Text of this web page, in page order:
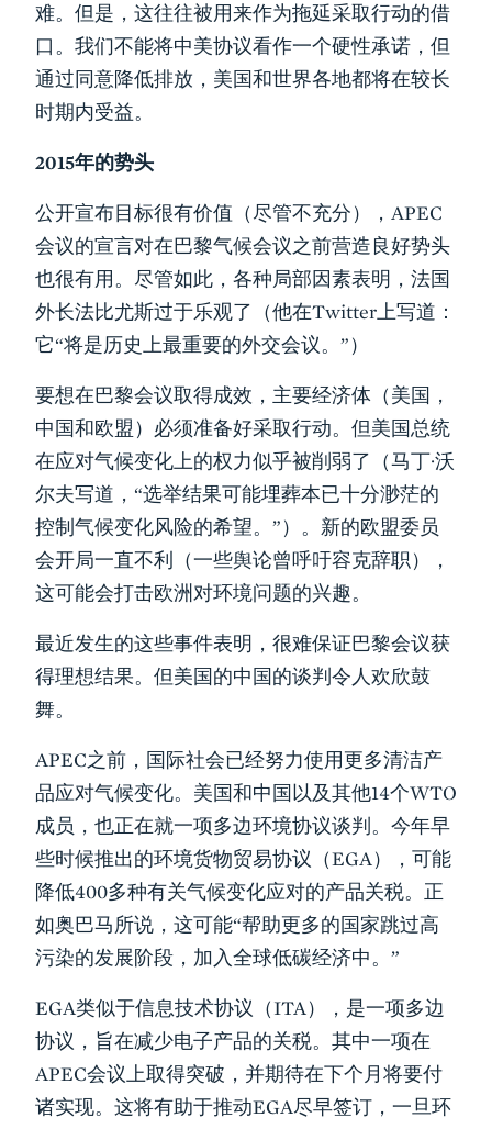
难。但是，这往往被用来作为拖延采取行动的借
口。我们不能将中美协议看作一个硬性承诺，但
通过同意降低排放，美国和世界各地都将在较长
时期内受益。
2015年的势头
公开宣布目标很有价值（尽管不充分），APEC
会议的宣言对在巴黎气候会议之前营造良好势头
也很有用。尽管如此，各种局部因素表明，法国
外长法比尤斯过于乐观了（他在Twitter上写道：
它“将是历史上最重要的外交会议。”）
要想在巴黎会议取得成效，主要经济体（美国，
中国和欧盟）必须准备好采取行动。但美国总统
在应对气候变化上的权力似乎被削弱了（马丁·沃
尔夫写道，“选举结果可能埋葬本已十分渺茫的
控制气候变化风险的希望。”）。新的欧盟委员
会开局一直不利（一些舆论曾呼吁容克辞职），
这可能会打击欧洲对环境问题的兴趣。
最近发生的这些事件表明，很难保证巴黎会议获
得理想结果。但美国的中国的谈判令人欢欣鼓
舞。
APEC之前，国际社会已经努力使用更多清洁产
品应对气候变化。美国和中国以及其他14个WTO
成员，也正在就一项多边环境协议谈判。今年早
些时候推出的环境货物贸易协议（EGA），可能
降低400多种有关气候变化应对的产品关税。正
如奥巴马所说，这可能“帮助更多的国家跳过高
污染的发展阶段，加入全球低碳经济中。”
EGA类似于信息技术协议（ITA），是一项多边
协议，旨在减少电子产品的关税。其中一项在
APEC会议上取得突破，并期待在下个月将要付
诸实现。这将有助于推动EGA尽早签订，一旦环